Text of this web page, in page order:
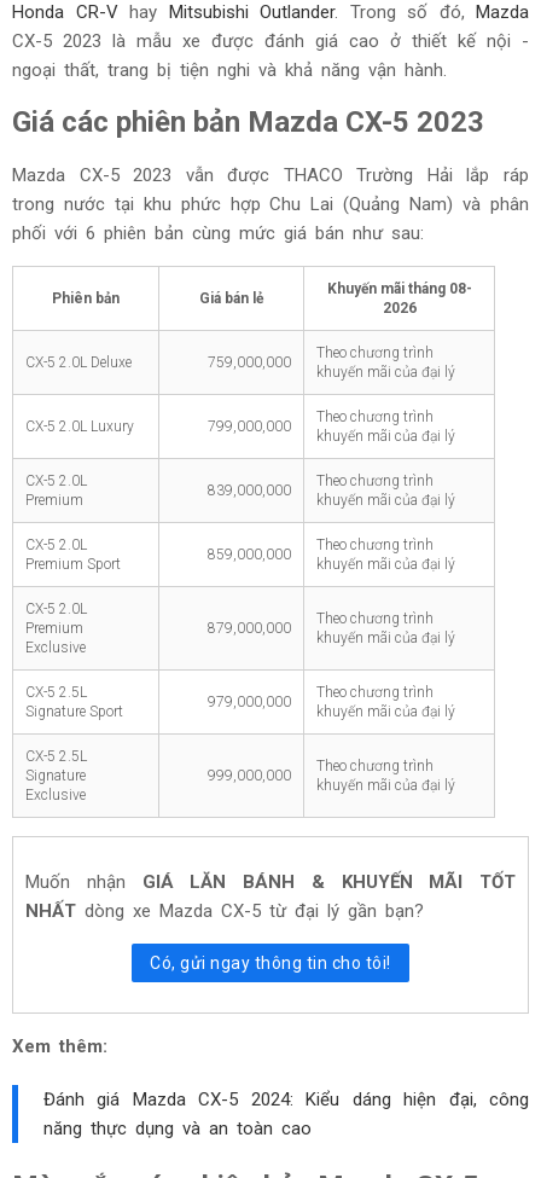
Honda CR-Vhay Mitsubishi Outlander. Trong số đó, Mazda
CX-5 2023 là mẫu xe được đánh giá cao ở thiết kế nội -
ngoại thất, trang bị tiện nghi và khả năng vận hành.
Giá các phiên bản Mazda CX-5 2023
Mazda CX-5 2023 vẫn được THACO Trường Hải lắp ráp
trong nước tại khu phức hợp Chu Lai (Quảng Nam) và phân
phối với 6 phiên bản cùng mức giá bán như sau:
Phiên bản Giá bán lẻ
Khuyến mãi tháng 08-
2026
CX-5 2.0L Deluxe 759,000,000
Theo chương trình
khuyến mãi của đại lý
CX-5 2.0L Luxury 799,000,000
Theo chương trình
khuyến mãi của đại lý
CX-5 2.0L
Premium
839,000,000
Theo chương trình
khuyến mãi của đại lý
CX-5 2.0L
Premium Sport
859,000,000
Theo chương trình
khuyến mãi của đại lý
CX-5 2.0L
Premium
Exclusive
879,000,000
Theo chương trình
khuyến mãi của đại lý
CX-5 2.5L
Signature Sport
979,000,000
Theo chương trình
khuyến mãi của đại lý
CX-5 2.5L
Signature
Exclusive
999,000,000
Theo chương trình
khuyến mãi của đại lý
Muốn nhận GIÁ LĂN BÁNH & KHUYẾN MÃI TỐT
NHẤT dòng xe Mazda CX-5 từ đại lý gần bạn?
Có, gửi ngay thông tin cho tôi!
Xem thêm:
Đánh giá Mazda CX-5 2024: Kiểu dáng hiện đại, công
năng thực dụng và an toàn cao